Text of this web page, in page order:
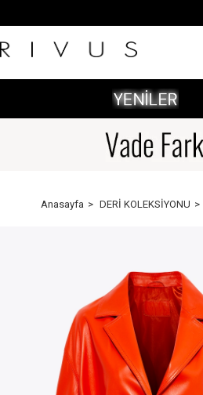
Anasayfa DERİ KOLEKSİYONU